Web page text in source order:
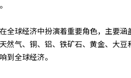
全球经济中扮演着重要角色，主要
然气、铜、铝、铁矿石、黄金、大
到全球经济。